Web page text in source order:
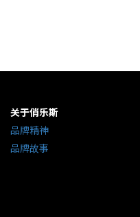
关于俏乐斯
品牌精神
品牌故事